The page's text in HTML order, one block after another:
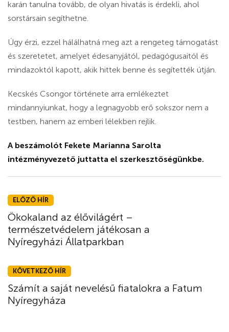
karán tanulna tovább, de olyan hivatás is érdekli, ahol
sorstársain segíthetne.
Úgy érzi, ezzel hálálhatná meg azt a rengeteg támogatást
és szeretetet, amelyet édesanyjától, pedagógusaitól és
mindazoktól kapott, akik hittek benne és segítették útján.
Kecskés Csongor története arra emlékeztet
mindannyiunkat, hogy a legnagyobb erő sokszor nem a
testben, hanem az emberi lélekben rejlik.
A beszámolót Fekete Marianna Sarolta
intézményvezető juttatta el szerkesztőségünkbe.
ELŐZŐ HÍR
Ökokaland az élővilágért –
természetvédelem játékosan a
Nyíregyházi Állatparkban
KÖVETKEZŐ HÍR
Számít a saját nevelésű fiatalokra a Fatum
Nyíregyháza